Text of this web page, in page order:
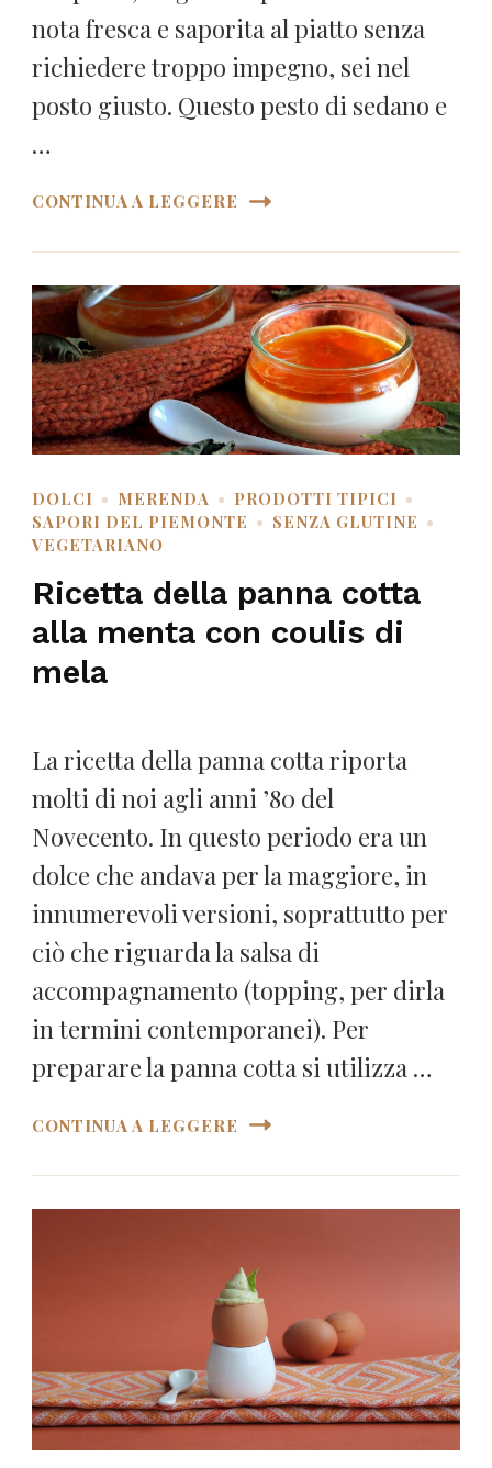
nota fresca e saporita al piatto senza
richiedere troppo impegno, sei nel
posto giusto. Questo pesto di sedano e
…
CONTINUA A LEGGERE
DOLCI MERENDA
PRODOTTI TIPICI
SAPORI DEL PIEMONTE
SENZA GLUTINE
VEGETARIANO
Ricetta della panna cotta
alla menta con coulis di
mela
La ricetta della panna cotta riporta
molti di noi agli anni ’80 del
Novecento. In questo periodo era un
dolce che andava per la maggiore, in
innumerevoli versioni, soprattutto per
ciò che riguarda la salsa di
accompagnamento (topping, per dirla
in termini contemporanei). Per
preparare la panna cotta si utilizza …
CONTINUA A LEGGERE